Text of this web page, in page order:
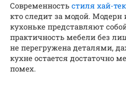
Современность стиля хай-тек
кто следит за модой.
кухоньке представляют
практичность мебели без
не перегружена деталями,
кухне остается достаточно
помех.